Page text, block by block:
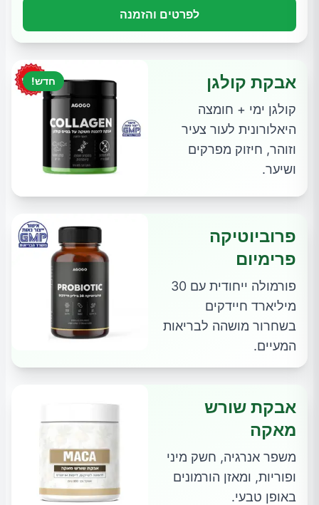
לפרטים והזמנה
חדש! אבקת קולגן
קולגן ימי + חומצה
היאלורונית לעור צעיר
וזוהר, חיזוק מפרקים
ושיער.
פרוביוטיקה
פרימיום
פורמולה ייחודית עם 30
מיליארד חיידקים
בשחרור מושהה לבריאות
המעיים.
אבקת שורש
מאקה
משפר אנרגיה, חשק מיני
ופוריות, ומאזן הורמונים
באופן טבעי.